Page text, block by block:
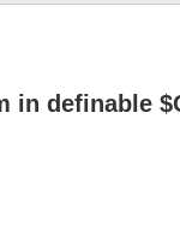
in definable